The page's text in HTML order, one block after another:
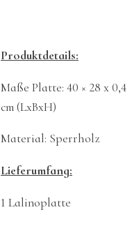
Produktdetails:
Maße Platte: 40 × 28 x 0,4
cm (LxBxH)
Material: Sperrholz
Lieferumfang:
1 Lalinoplatte